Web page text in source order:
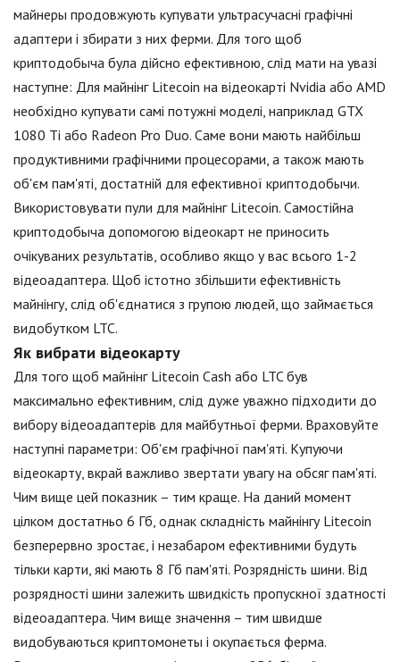
майнеры продовжують купувати ультрасучасні графічні
адаптери і збирати з них ферми. Для того щоб
криптодобыча була дійсно ефективною, слід мати на увазі
наступне: Для майнінг Litecoin на відеокарті Nvidia або AMD
необхідно купувати самі потужні моделі, наприклад GTX
1080 Ti або Radeon Pro Duo. Саме вони мають найбільш
продуктивними графічними процесорами, а також мають
об'єм пам'яті, достатній для ефективної криптодобычи.
Використовувати пули для майнінг Litecoin. Самостійна
криптодобыча допомогою відеокарт не приносить
очікуваних результатів, особливо якщо у вас всього 1-2
відеоадаптера. Щоб істотно збільшити ефективність
майнінгу, слід об'єднатися з групою людей, що займається
видобутком LTC.
Як вибрати відеокарту
Для того щоб майнінг Litecoin Cash або LTC був
максимально ефективним, слід дуже уважно підходити до
вибору відеоадаптерів для майбутньої ферми. Враховуйте
наступні параметри: Об'єм графічної пам'яті. Купуючи
відеокарту, вкрай важливо звертати увагу на обсяг пам'яті.
Чим вище цей показник – тим краще. На даний момент
цілком достатньо 6 Гб, однак складність майнінгу Litecoin
безперервно зростає, і незабаром ефективними будуть
тільки карти, які мають 8 Гб пам'яті. Розрядність шини. Від
розрядності шини залежить швидкість пропускної здатності
відеоадаптера. Чим вище значення – тим швидше
видобуваються криптомонеты і окупається ферма.